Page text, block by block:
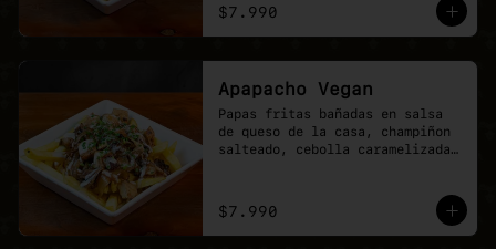
$7.990
Apapacho Vegan
Papas fritas bañadas en salsa
de queso de la casa, champiñon
salteado, cebolla caramelizada,
$7.990